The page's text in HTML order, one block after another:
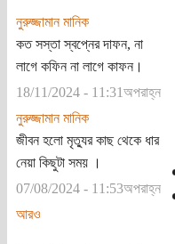
নুরুজ্জামান মানিক
কত সস্তা স্বপ্নের দাফন, না
লাগে কফিন না লাগে কাফন।
18/11/2024 - 11:31অপরাহ্ন
নুরুজ্জামান মানিক
জীবন হলো মৃত্যুর কাছ থেকে ধার
নেয়া কিছুটা সময় ।
07/08/2024 - 11:53অপরাহ্ন
আরও